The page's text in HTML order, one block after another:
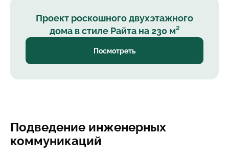
Проект роскошного двухэтажного
дома в стиле Райта на 230 м²
Посмотреть
Подведение инженерных
коммуникаций